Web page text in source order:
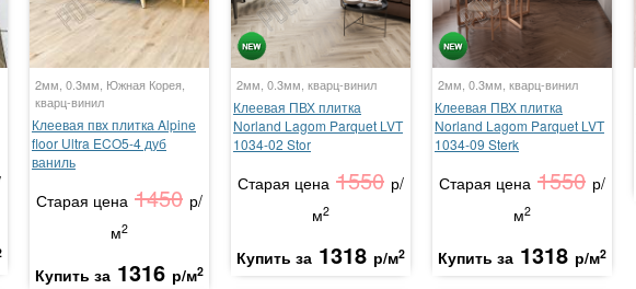
2мм, 0.3мм, Южная Корея,
кварц-винил
Клеевая пвх плитка Alpine
floor Ultra ECO5-4 дуб
ваниль
Старая цена 1450 р/
м2
Купить за 1316 р/м2
2мм, 0.3мм, кварц-винил
Клеевая ПВХ плитка
Norland Lagom Parquet LVT
1034-02 Stor
Старая цена 1550 р/
м2
Купить за 1318 р/м2
2мм, 0.3мм, кварц-винил
Клеевая ПВХ плитка
Norland Lagom Parquet LVT
1034-09 Sterk
Старая цена 1550 р/
м2
Купить за 1318 р/м2